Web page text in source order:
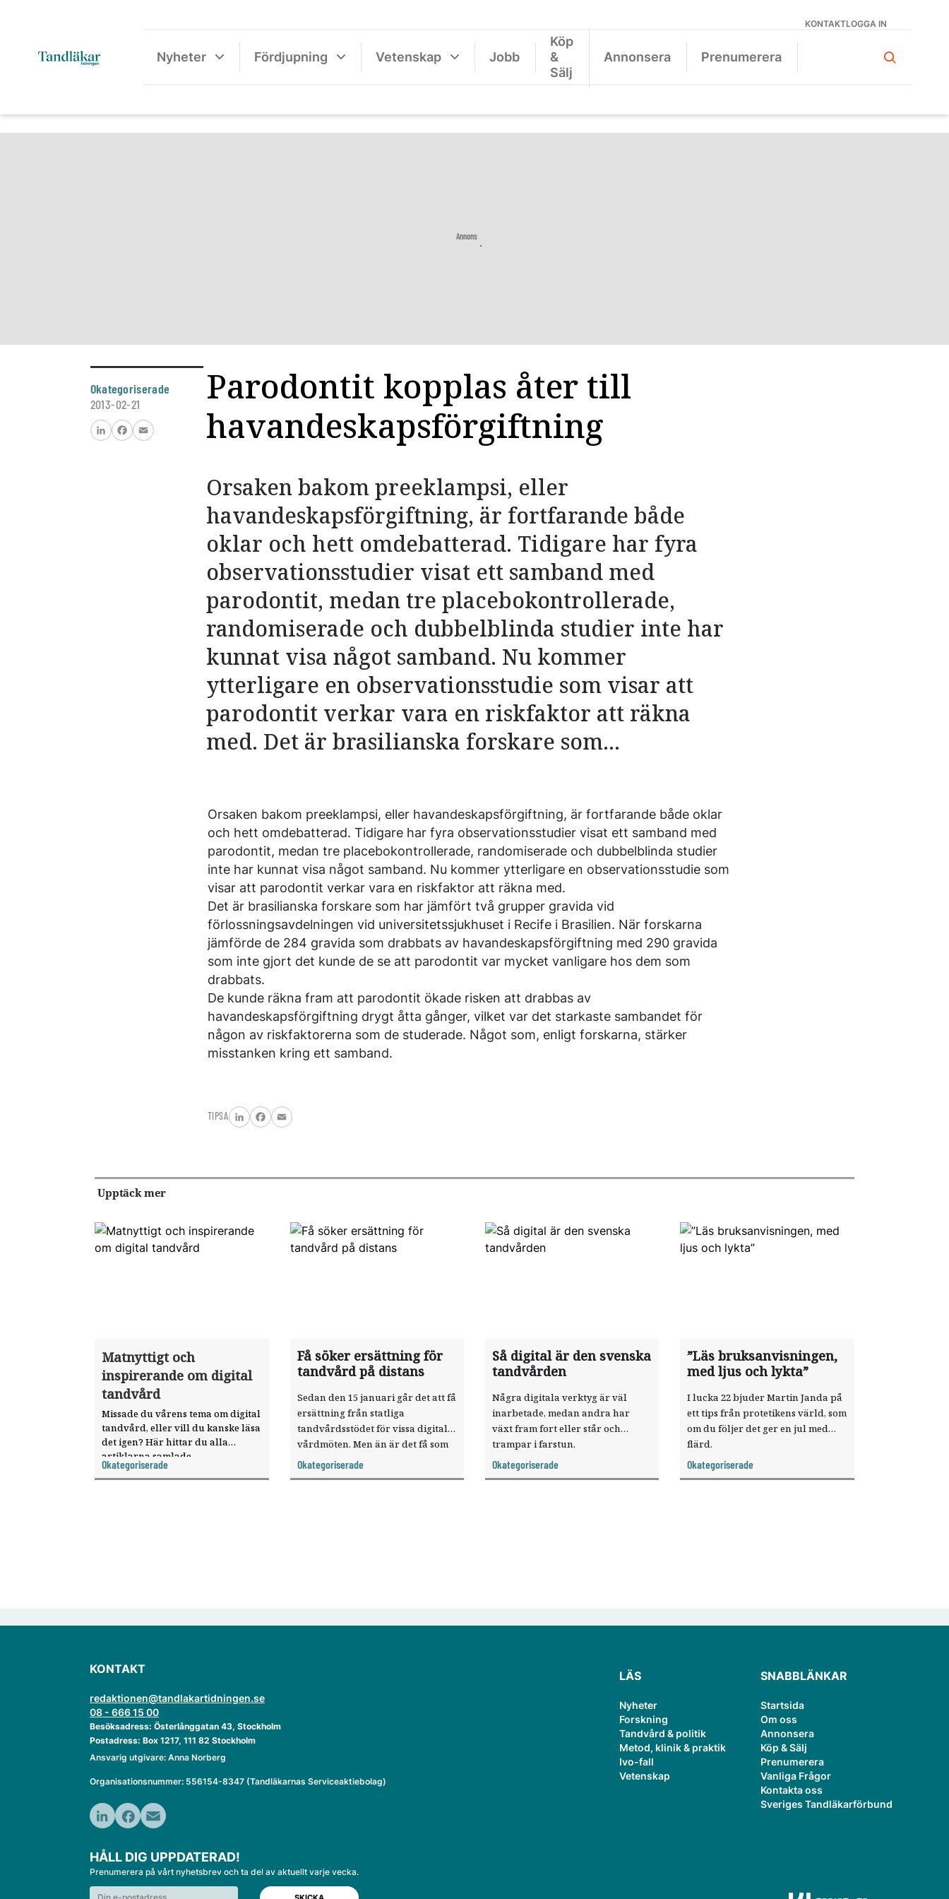
KONTAKTLOGGA IN
Nyheter Fördjupning Vetenskap Jobb
Köp
&
Sälj
Annonsera Prenumerera
Annons
Okategoriserade
2013-02-21
FacebookEmail
Parodontit kopplas åter till
havandeskapsförgiftning
Orsaken bakom preeklampsi, eller
havandeskapsförgiftning, är fortfarande både
oklar och hett omdebatterad. Tidigare har fyra
observationsstudier visat ett samband med
parodontit, medan tre placebokontrollerade,
randomiserade och dubbelblinda studier inte har
kunnat visa något samband. Nu kommer
ytterligare en observationsstudie som visar att
parodontit verkar vara en riskfaktor att räkna
med. Det är brasilianska forskare som...
Orsaken bakom preeklampsi, eller havandeskapsförgiftning, är fortfarande både oklar
och hett omdebatterad. Tidigare har fyra observationsstudier visat ett samband med
parodontit, medan tre placebokontrollerade, randomiserade och dubbelblinda studier
inte har kunnat visa något samband. Nu kommer ytterligare en observationsstudie som
visar att parodontit verkar vara en riskfaktor att räkna med.
Det är brasilianska forskare som har jämfört två grupper gravida vid
förlossningsavdelningen vid universitetssjukhuset i Recife i Brasilien. När forskarna
jämförde de 284 gravida som drabbats av havandeskapsförgiftning med 290 gravida
som inte gjort det kunde de se att parodontit var mycket vanligare hos dem som
drabbats.
De kunde räkna fram att parodontit ökade risken att drabbas av
havandeskapsförgiftning drygt åtta gånger, vilket var det starkaste sambandet för
någon av riskfaktorerna som de studerade. Något som, enligt forskarna, stärker
misstanken kring ett samband.
TIPSA
LinkedInFacebook
Email
Upptäck mer
Matnyttigt och
inspirerande om digital
tandvård
Missade du vårens tema om digital
tandvård, eller vill du kanske läsa
det igen? Här hittar du alla
artiklarna samlade.
Okategoriserade
Få söker ersättning för
tandvård på distans
Sedan den 15 januari går det att få
ersättning från statliga
tandvårdsstödet för vissa digitala
vårdmöten. Men än är det få som
sökt ersättning för tandvård på
distans.
Okategoriserade
Så digital är den svenska
tandvården
Några digitala verktyg är väl
inarbetade, medan andra har
växt fram fort eller står och
trampar i farstun.
Tandläkartidningen har kartlagt
hur digital den svenska
Okategoriserade
”Läs bruksanvisningen,
med ljus och lykta”
I lucka 22 bjuder Martin Janda på
ett tips från protetikens värld, som
om du följer det ger en jul med
flärd.
Okategoriserade
KONTAKT
redaktionen@tandlakartidningen.se
08 - 666 15 00
Besöksadress: Österlånggatan 43, Stockholm
Postadress: Box 1217, 111 82 Stockholm
Ansvarig utgivare: Anna Norberg
Organisationsnummer: 556154-8347 (Tandläkarnas Serviceaktiebolag)
HÅLL DIG UPPDATERAD!
Prenumerera på vårt nyhetsbrev och ta del av aktuellt varje vecka.
LÄS
Nyheter
Forskning
Tandvård & politik
Metod, klinik & praktik
Ivo-fall
Vetenskap
SNABBLÄNKAR
Startsida
Om oss
Annonsera
Köp & Sälj
Prenumerera
Vanliga Frågor
Kontakta oss
Sveriges Tandläkarförbund